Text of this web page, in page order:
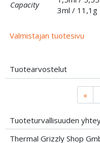
Capacity
3ml / 11,1g
Valmistajan tuotesivu
Tuotearvostelut
«
Tuoteturvallisuuden
Thermal Grizzly Shop